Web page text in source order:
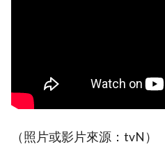
（照片或影片來源：tvN）